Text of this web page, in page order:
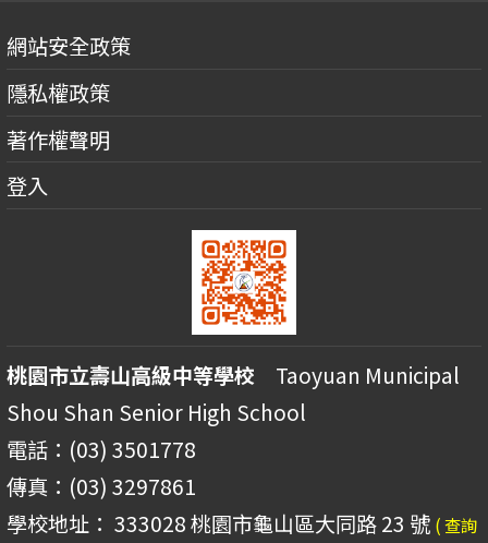
網站安全政策
隱私權政策
著作權聲明
登入
桃園市立壽山高級中等學校 Taoyuan Municipal
Shou Shan Senior High School
電話：(03) 3501778
傳真：(03) 3297861
學校地址： 333028 桃園市龜山區大同路 23 號 ( 查詢